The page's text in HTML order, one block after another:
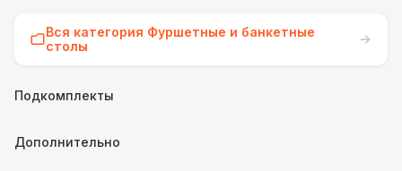
Вся категория Фуршетные и банкетные
столы
Подкомплекты
Дополнительно